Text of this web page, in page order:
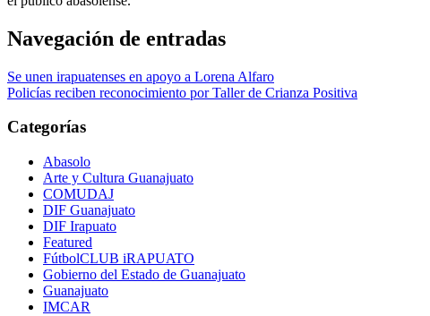
Navegación de entradas
Se unen irapuatenses en apoyo a Lorena Alfaro
Policías reciben reconocimiento por Taller de Crianza Positiva
Categorías
Abasolo
Arte y Cultura Guanajuato
COMUDAJ
DIF Guanajuato
DIF Irapuato
Featured
FútbolCLUB iRAPUATO
Gobierno del Estado de Guanajuato
Guanajuato
IMCAR